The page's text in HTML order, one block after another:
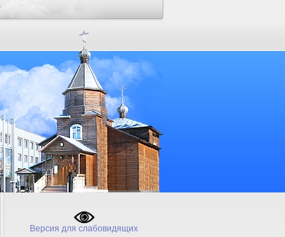
Версия для слабовидящих